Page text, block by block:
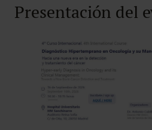
Presentación del